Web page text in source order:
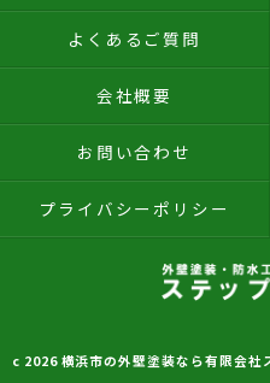
よくあるご質問
会社概要
お問い合わせ
プライバシーポリシー
c 2026 横浜市の外壁塗装なら有限会